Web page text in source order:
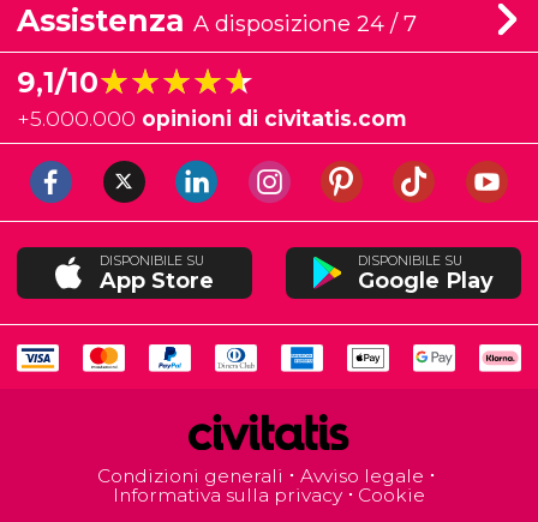
Assistenza A disposizione 24 / 7
9,1/10★★★★★
★★★★★
+5.000.000 opinioni di civitatis.com
DISPONIBILE SU
App Store
DISPONIBILE SU
Google Play
Condizioni generali
Avviso legale
Informativa sulla privacy
Cookie